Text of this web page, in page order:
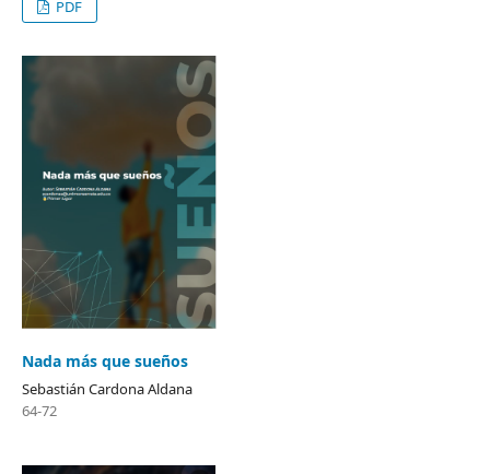
PDF
Nada más que sueños
Sebastián Cardona Aldana
64-72